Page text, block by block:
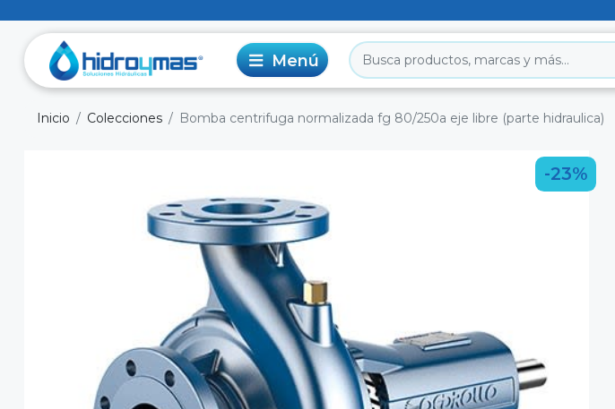
Inicio Colecciones Bomba centrifuga normalizada fg 80/250a eje libre (parte hidraulica)
-23%